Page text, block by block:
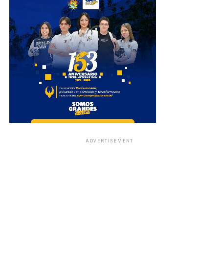
ADVERTISEMENT